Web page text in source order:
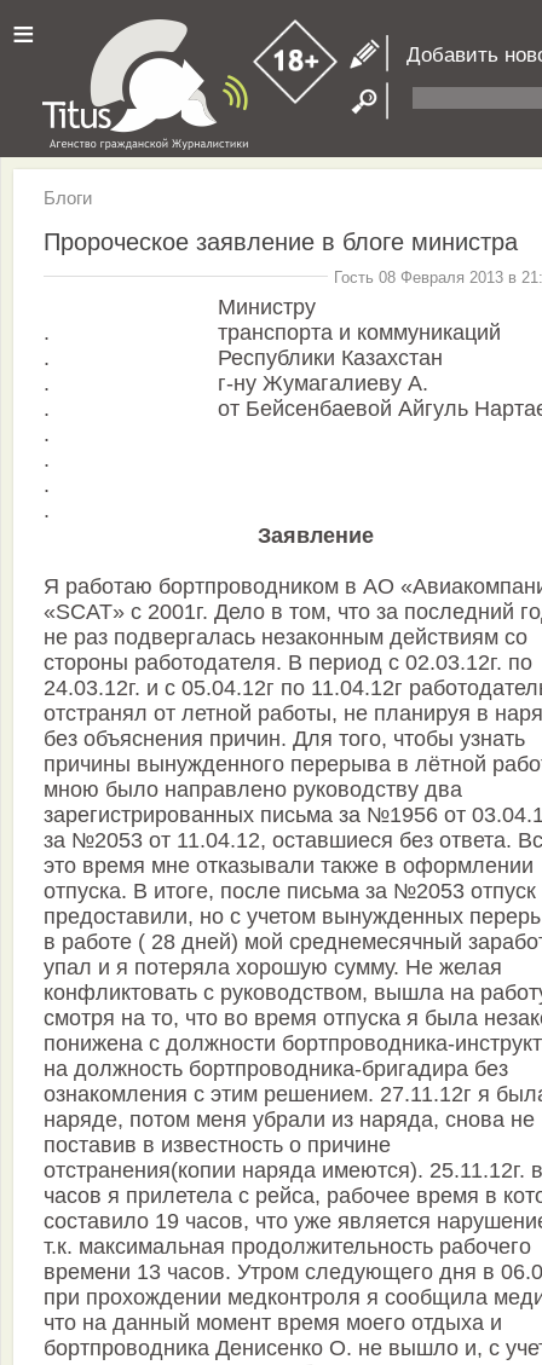
≡ Добавить
Блоги
Пророческое заявление в блоге министра
Гость 08 Февраля 2013 в
Министру
транспорта и коммуникаций
Республики Казахстан
г-ну Жумагалиеву А.
от Бейсенбаевой Айгуль
.
.
.
.
.
.
.
.
Заявление
Я работаю бортпроводником в АО
«SCAT» с 2001г. Дело в том, что за последний
не раз подвергалась незаконным действиям со
стороны работодателя. В период с 02.03.12г. по
24.03.12г. и с 05.04.12г по 11.04.12г
отстранял от летной работы, не планируя в
без объяснения причин. Для того, чтобы узнать
причины вынужденного перерыва в лётной
мною было направлено руководству два
зарегистрированных письма за №1956 от
за №2053 от 11.04.12, оставшиеся без ответа.
это время мне отказывали также в оформлении
отпуска. В итоге, после письма за №2053 отпуск
предоставили, но с учетом вынужденных
в работе ( 28 дней) мой среднемесячный
упал и я потеряла хорошую сумму. Не желая
конфликтовать с руководством, вышла на
смотря на то, что во время отпуска я была
понижена с должности бортпроводника-
на должность бортпроводника-бригадира без
ознакомления с этим решением. 27.11.12г я
наряде, потом меня убрали из наряда, снова не
поставив в известность о причине
отстранения(копии наряда имеются). 25.11.12г.
часов я прилетела с рейса, рабочее время в
составило 19 часов, что уже является
т.к. максимальная продолжительность рабочего
времени 13 часов. Утром следующего дня в
при прохождении медконтроля я сообщила
что на данный момент время моего отдыха и
бортпроводника Денисенко О. не вышло и, с